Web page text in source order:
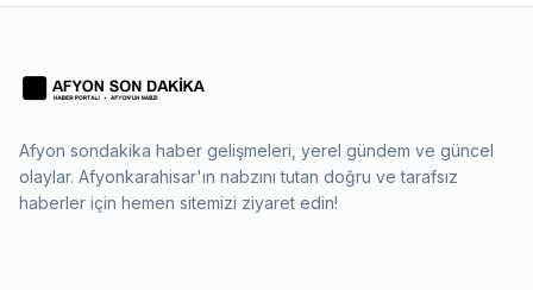
Afyon sondakika haber gelişmeleri, yerel gündem ve güncel
olaylar. Afyonkarahisar'ın nabzını tutan doğru ve tarafsız
haberler için hemen sitemizi ziyaret edin!